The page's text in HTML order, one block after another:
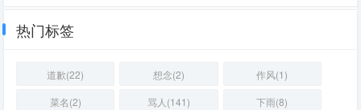
热门标签
道歉(22) 想念(2)
作风(1)
菜名(2)
骂人(141)
下雨(8)